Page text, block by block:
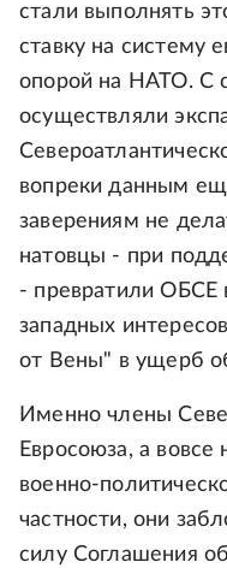
стали выполнять
ставку на систему
опорой на НАТО. С
осуществляли
вопреки данным
заверениям не
натовцы - при
- превратили ОБСЕ
западных
от Вены" в ущерб
Именно члены
Евросоюза, а вовсе
военно-
частности, они
силу Соглашения